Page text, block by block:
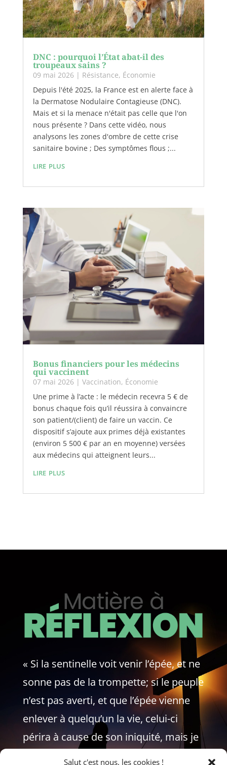
Salut c'est nous, les cookies !
DNC : pourquoi l’État abat-il des
troupeaux sains ?
09 mai 2026| Résistance, Économie
Depuis l'été 2025, la France est en alerte face à
la Dermatose Nodulaire Contagieuse (DNC).
Mais et si la menace n'était pas celle que l'on
nous présente ? Dans cette vidéo, nous
analysons les zones d'ombre de cette crise
sanitaire bovine ; Des symptômes flous ;...
lire plus
Bonus financiers pour les médecins
qui vaccinent
07 mai 2026| Vaccination, Économie
Une prime à l’acte : le médecin recevra 5 € de
bonus chaque fois qu’il réussira à convaincre
son patient/(client) de faire un vaccin. Ce
dispositif s’ajoute aux primes déjà existantes
(environ 5 500 € par an en moyenne) versées
aux médecins qui atteignent leurs...
lire plus
« Si la sentinelle voit venir l’épée, et ne
sonne pas de la trompette; si le peuple
n’est pas averti, et que l’épée vienne
enlever à quelqu’un la vie, celui-ci
périra à cause de son iniquité, mais je